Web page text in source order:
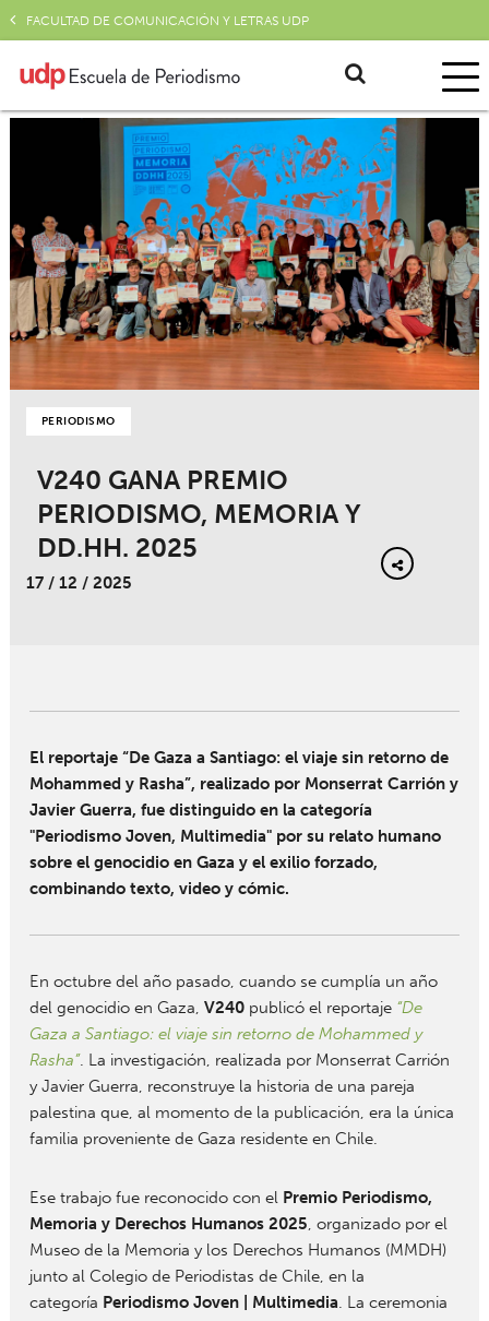
FACULTAD DE COMUNICACIÓN Y LETRAS UDP
PERIODISMO
V240 GANA PREMIO
PERIODISMO, MEMORIA Y
DD.HH. 2025
17 / 12 / 2025
El reportaje “De Gaza a Santiago: el viaje sin retorno de
Mohammed y Rasha”, realizado por Monserrat Carrión y
Javier Guerra, fue distinguido en la categoría
"Periodismo Joven, Multimedia" por su relato humano
sobre el genocidio en Gaza y el exilio forzado,
combinando texto, video y cómic.
En octubre del año pasado, cuando se cumplía un año
del genocidio en Gaza, V240publicó el reportaje “De
Gaza a Santiago: el viaje sin retorno de Mohammed y
Rasha”. La investigación, realizada por Monserrat Carrión
y Javier Guerra, reconstruye la historia de una pareja
palestina que, al momento de la publicación, era la única
familia proveniente de Gaza residente en Chile.
Ese trabajo fue reconocido con el Premio Periodismo,
Memoria y Derechos Humanos 2025, organizado por el
Museo de la Memoria y los Derechos Humanos (MMDH)
junto al Colegio de Periodistas de Chile, en la
categoría Periodismo Joven | Multimedia. La ceremonia